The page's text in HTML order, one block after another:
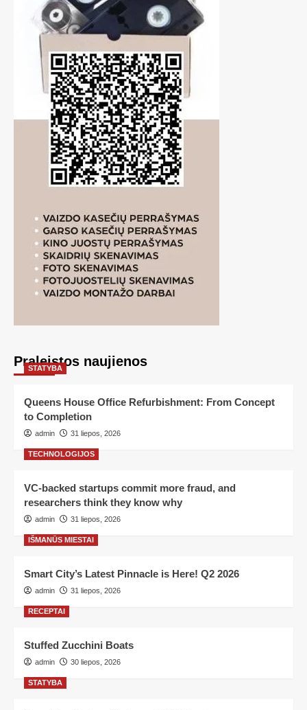
Praleistos naujienos
STATYBA
Queens House Office Refurbishment: From Concept
to Completion
admin 31 liepos, 2026
TECHNOLOGIJOS
VC-backed startups commit more fraud, and
researchers think they know why
admin 31 liepos, 2026
IŠMANŪS MIESTAI
Smart City’s Latest Pinnacle is Here! Q2 2026
admin 31 liepos, 2026
RECEPTAI
Stuffed Zucchini Boats
admin 30 liepos, 2026
STATYBA